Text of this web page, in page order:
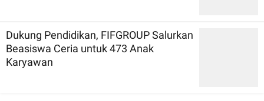
Dukung Pendidikan, FIFGROUP Salurkan
Beasiswa Ceria untuk 473 Anak
Karyawan